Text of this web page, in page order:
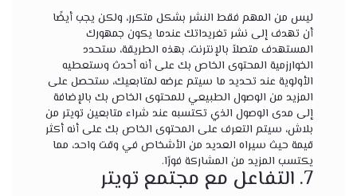
ليس من المهم فقط النشر بشكل متكرر، ولكن يجب أيضًا
أن تهدف إلى نشر تغريداتك عندما يكون جمهورك
المستهدف متصلاً بالإنترنت، بهذه الطريقة، ستحدد
الخوارزمية المحتوى الخاص بك على أنه أحدث وستعطيه
الأولوية عند تحديد ما سيتم عرضه لمتابعيك، ستحصل على
المزيد من الوصول الطبيعي للمحتوى الخاص بك بالإضافة
إلى مدى الوصول الذي تكتسبه عند شراء متابعين تويتر من
بلاش، سيتم التعرف على المحتوى الخاص بك على أنه أكثر
قيمة حيث سيراه العديد من الأشخاص في وقت واحد، مما
يكتسب المزيد من المشاركة فورًا.
7. التفاعل مع مجتمع تويتر